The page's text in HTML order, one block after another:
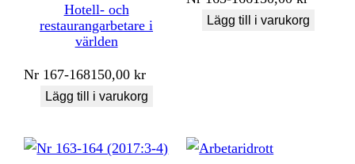
Hotell- och
restaurangarbetare i
världen
Nr 167-168150,00kr
Lägg till i varukorg
Lägg till i varukorg